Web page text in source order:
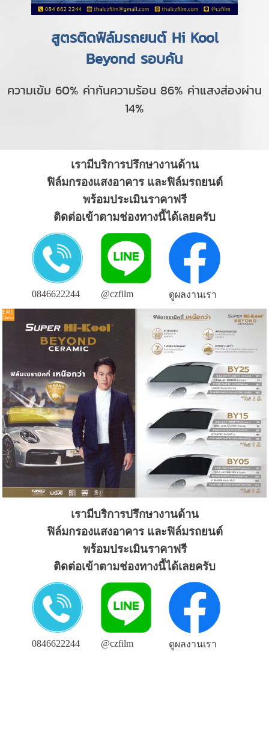
สูตรติดฟิล์มรถยนต์ Hi Kool
Beyond รอบคัน
ความเข้ม 60% ค่ากันความร้อน 86% ค่าแสงส่องผ่าน
14%
เรามีบริการปรึกษางานด้าน
ฟิล์มกรองแสงอาคาร และฟิล์มรถยนต์
พร้อมประเมินราคาฟรี
ติดต่อเข้าตามช่องทางนี้ได้เลยครับ
0846622244 @czfilm ดูผลงานเรา
เรามีบริการปรึกษางานด้าน
ฟิล์มกรองแสงอาคาร และฟิล์มรถยนต์
พร้อมประเมินราคาฟรี
ติดต่อเข้าตามช่องทางนี้ได้เลยครับ
0846622244 @czfilm ดูผลงานเรา